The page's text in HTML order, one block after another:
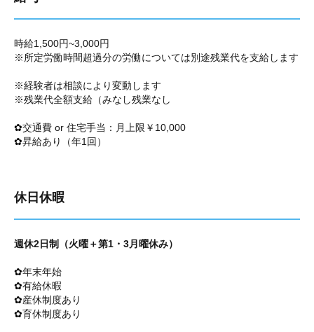
時給1,500円~3,000円
※所定労働時間超過分の労働については別途残業代を支給します
※経験者は相談により変動します
※残業代全額支給（みなし残業なし
✿交通費 or 住宅手当：月上限￥10,000
✿昇給あり（年1回）
休日休暇
週休2日制（火曜＋第1・3月曜休み）
✿年末年始
✿有給休暇
✿産休制度あり
✿育休制度あり